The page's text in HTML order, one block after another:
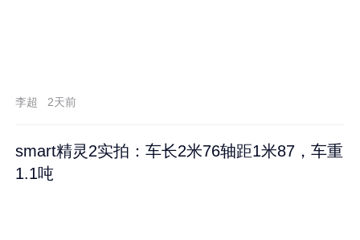
李超 2天前
smart精灵2实拍：车长2米76轴距1米87，车重
1.1吨